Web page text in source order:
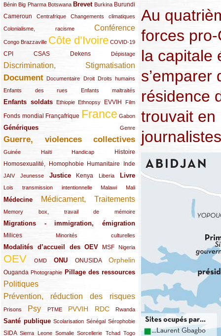
Bénin
(13/289)Big Pharma
(16/289) Botswana
(9/289) Brevet
(83/289) Burkina
(18/289) Burundi
(30/289)
Cameroun
(47/289) Centrafrique
(23/289) Changements climatiques
(10/289)
Colonialisme, racisme
(19/289) Conférence
(118/289)
Congo Brazzaville
(24/289) Côte d’Ivoire
(263/289) COVID-19
(13/289)
CPI
(48/289) CSAS
(32/289) Dekens
(29/289) Dépistage
(19/289)
Discrimination, Stigmatisation
(131/289)
Document
(145/289) Documentaire
(9/289) Droit
(20/289) Droits humains
(22/289)
Enfants des rues
(21/289) Enfants maltraités
(10/289)
Enfants soldats
(68/289) Ethiopie
(12/289) Ethnopsy
(15/289) EVVIH
(55/289) Film
(22/289)
Fonds mondial
(48/289) Françafrique
(39/289) France
(289/289) Gabon
(12/289)
Génériques
(59/289) Genre
(22/289)
Guerre, violences collectives
(149/289)
Guinée
(12/289) Haïti
(15/289) Handicap
(10/289) Histoire
(49/289)
Homosexualité, Homophobie
(44/289) Humanitaire
(47/289) Inde
(34/289)
JAIV
(10/289)Jeunesse
(21/289) Justice
(65/289) Kenya
(35/289) Liberia
(25/289) Livre
(62/289)
Lois transmission intentionnelle
(24/289) Malawi
(11/289) Mali
(21/289)
Médecine
(62/289) Médicament, Traitements
(142/289)
Memory box, travail de mémoire
(11/289)
Migrations - immigration, émigration
(67/289)
Milices
(34/289) Minorités culturelles
(15/289)
Modalités d’accueil des OEV
(58/289) MSF
(54/289) Nigeria
(27/289)
OEV
(269/289) OMD
(26/289) ONU
(58/289) ONUSIDA
(44/289) Orphelin
(112/289)
Ouganda
(29/289) Photographie
(27/289) Pillage des ressources
(77/289)
Politiques
(120/289)
Prévention, réduction des risques
(131/289)
Prisons
(22/289) Psy
(119/289) PTME
(12/289) PVVIH
(111/289) RDC
(104/289) Rwanda
(23/289)
Santé publique
(59/289) Scolarisation
(9/289) Sénégal
(13/289) Sérophobie
(19/289)
SIDA
(29/289)Sierra Leone
(13/289) Somalie
(12/289) Sorcellerie
(19/289) Tchad
(10/289) Togo
(15/289)
Au
forces
la capitale
résidence
trouvait en